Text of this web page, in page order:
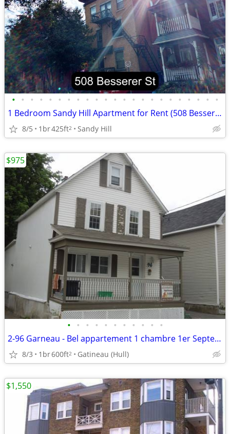
• • • • • • • • • • • • • • • • • • • • • • •
1 Bedroom Sandy Hill Apartment for Rent (508 Besserer St)
8/5 1br425ft2 Sandy Hill
• • • • • • • • • • •
2-96 Garneau - Bel appartement 1 chambre 1er Septembre
8/3 1br600ft2 Gatineau (Hull)
$975
$1,550